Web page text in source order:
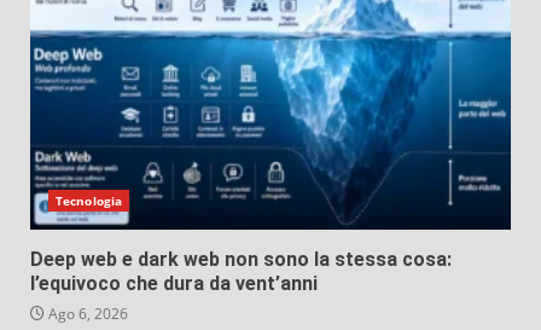
Tecnologia
Deep web e dark web non sono la stessa cosa:
l’equivoco che dura da vent’anni
Ago 6, 2026